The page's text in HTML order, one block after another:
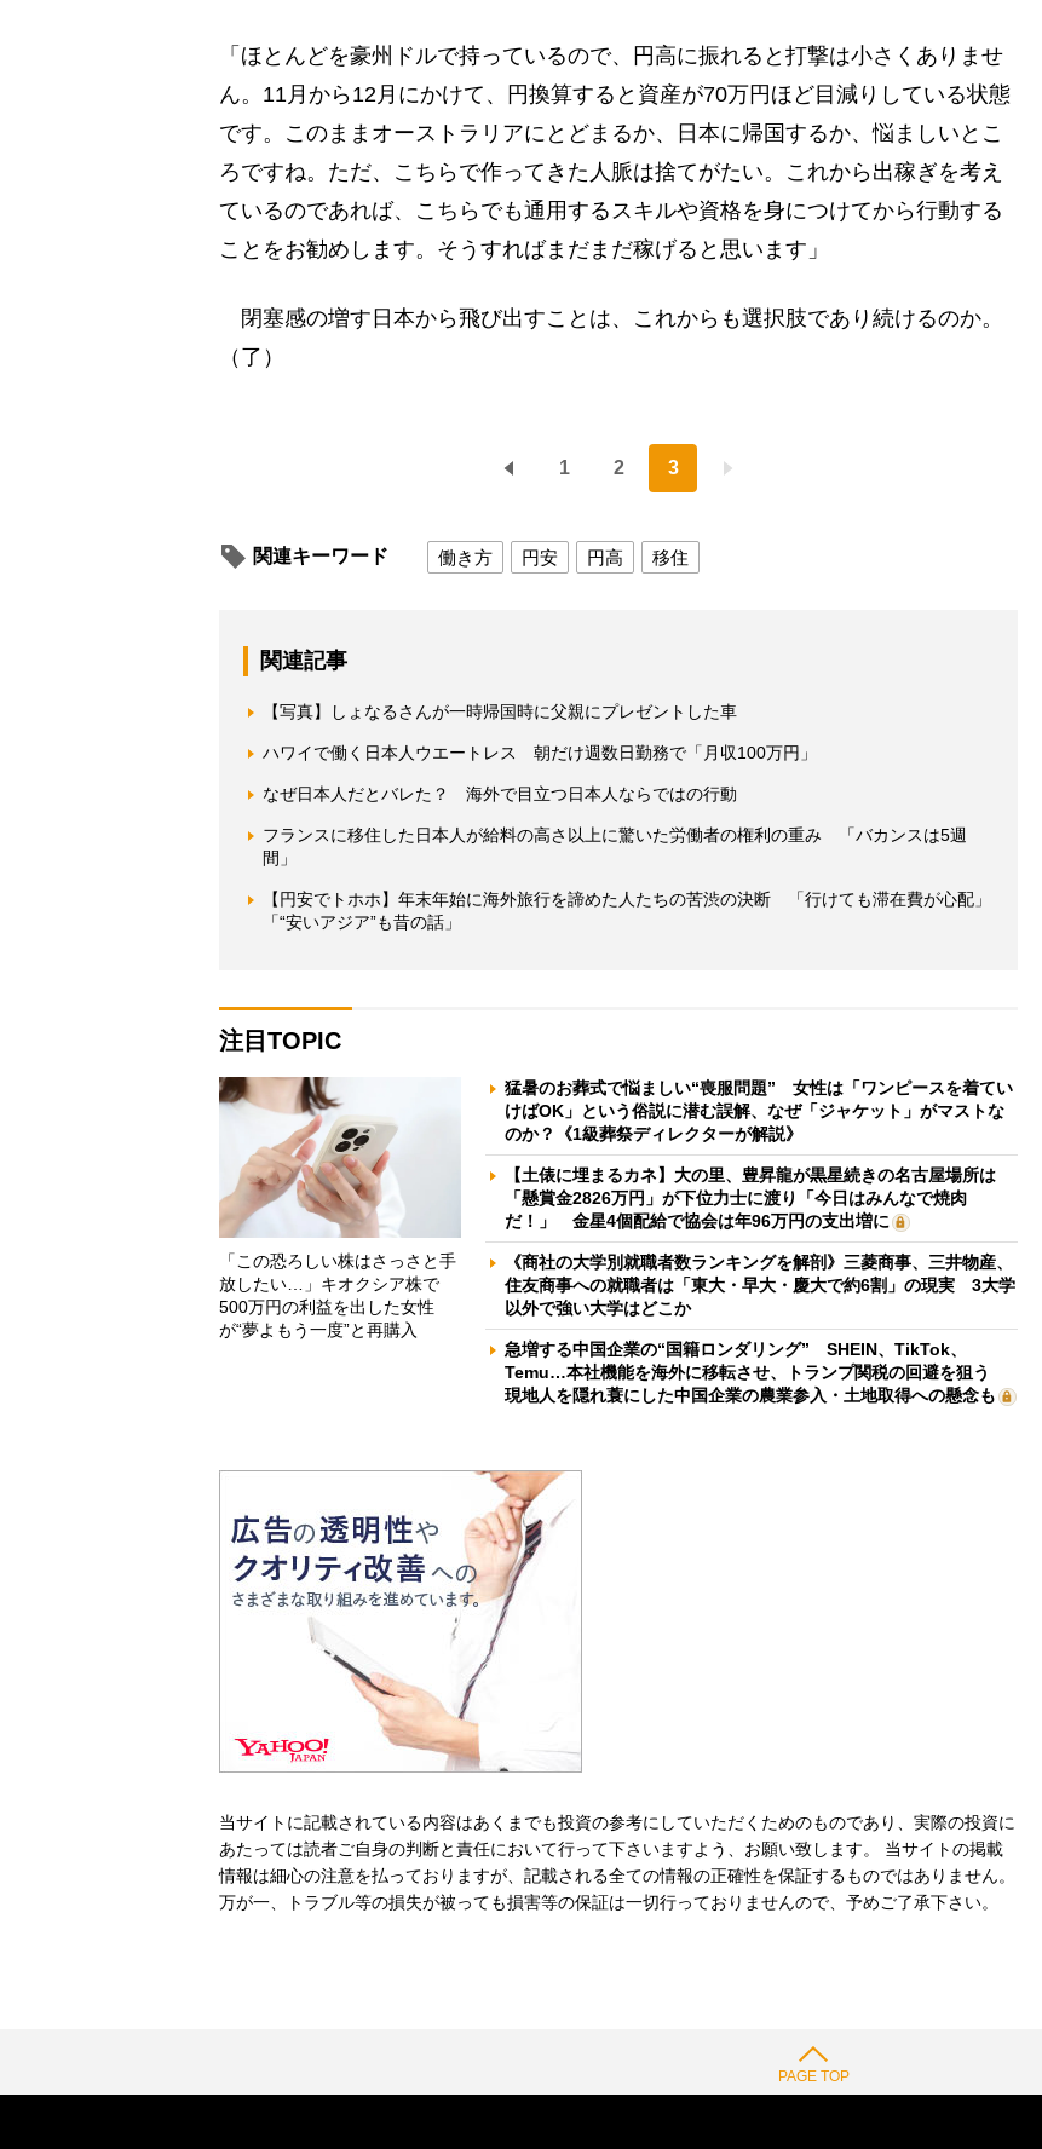
「ほとんどを豪州ドルで持っているので、円高に振れると打撃は小さくありませ
ん。11月から12月にかけて、円換算すると資産が70万円ほど目減りしている状態
です。このままオーストラリアにとどまるか、日本に帰国するか、悩ましいとこ
ろですね。ただ、こちらで作ってきた人脈は捨てがたい。これから出稼ぎを考え
ているのであれば、こちらでも通用するスキルや資格を身につけてから行動する
ことをお勧めします。そうすればまだまだ稼げると思います」
閉塞感の増す日本から飛び出すことは、これからも選択肢であり続けるのか。
（了）
1 2 3
関連キーワード 働き方 円安 円高 移住
関連記事
【写真】しょなるさんが一時帰国時に父親にプレゼントした車
ハワイで働く日本人ウエートレス 朝だけ週数日勤務で「月収100万円」
なぜ日本人だとバレた？ 海外で目立つ日本人ならではの行動
フランスに移住した日本人が給料の高さ以上に驚いた労働者の権利の重み 「バカンスは5週
間」
【円安でトホホ】年末年始に海外旅行を諦めた人たちの苦渋の決断 「行けても滞在費が心配」
「“安いアジア”も昔の話」
注目TOPIC
「この恐ろしい株はさっさと手
放したい…」キオクシア株で
500万円の利益を出した女性
が“夢よもう一度”と再購入
猛暑のお葬式で悩ましい“喪服問題” 女性は「ワンピースを着てい
けばOK」という俗説に潜む誤解、なぜ「ジャケット」がマストな
のか？《1級葬祭ディレクターが解説》
【土俵に埋まるカネ】大の里、豊昇龍が黒星続きの名古屋場所は
「懸賞金2826万円」が下位力士に渡り「今日はみんなで焼肉
だ！」 金星4個配給で協会は年96万円の支出増に
《商社の大学別就職者数ランキングを解剖》三菱商事、三井物産、
住友商事への就職者は「東大・早大・慶大で約6割」の現実 3大学
以外で強い大学はどこか
急増する中国企業の“国籍ロンダリング” SHEIN、TikTok、
Temu…本社機能を海外に移転させ、トランプ関税の回避を狙う
現地人を隠れ蓑にした中国企業の農業参入・土地取得への懸念も
当サイトに記載されている内容はあくまでも投資の参考にしていただくためのものであり、実際の投資に
あたっては読者ご自身の判断と責任において行って下さいますよう、お願い致します。 当サイトの掲載
情報は細心の注意を払っておりますが、記載される全ての情報の正確性を保証するものではありません。
万が一、トラブル等の損失が被っても損害等の保証は一切行っておりませんので、予めご了承下さい。
PAGE TOP